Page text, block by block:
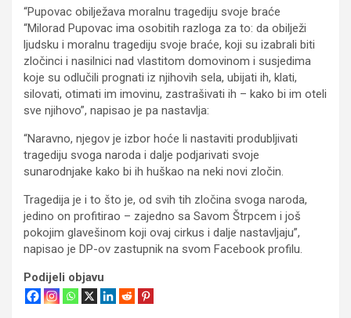
“Pupovac obilježava moralnu tragediju svoje braće
“Milorad Pupovac ima osobitih razloga za to: da obilježi
ljudsku i moralnu tragediju svoje braće, koji su izabrali biti
zločinci i nasilnici nad vlastitom domovinom i susjedima
koje su odlučili prognati iz njihovih sela, ubijati ih, klati,
silovati, otimati im imovinu, zastrašivati ih – kako bi im oteli
sve njihovo”, napisao je pa nastavlja:
“Naravno, njegov je izbor hoće li nastaviti produbljivati
tragediju svoga naroda i dalje podjarivati svoje
sunarodnjake kako bi ih huškao na neki novi zločin.
Tragedija je i to što je, od svih tih zločina svoga naroda,
jedino on profitirao – zajedno sa Savom Štrpcem i još
pokojim glavešinom koji ovaj cirkus i dalje nastavljaju”,
napisao je DP-ov zastupnik na svom Facebook profilu.
Podijeli objavu